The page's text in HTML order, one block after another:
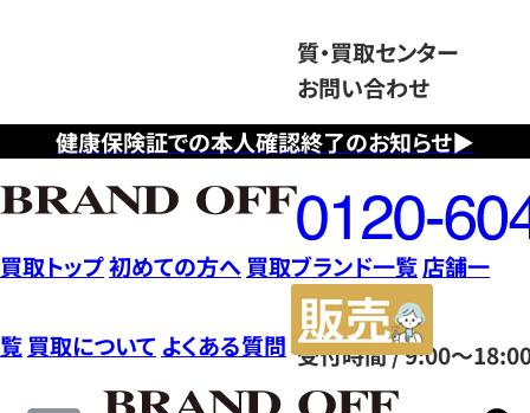
健康保険証での本人確認終了のお知らせ▶
質・買取センター
お問い合わせ
フ
リ
ー
ダ
イ
ヤ
ル
0120604117
受付時間 / 9:00～
買取トップ初めての方へ 買取ブランド一覧店舗一
覧 買取について よくある質問
サ